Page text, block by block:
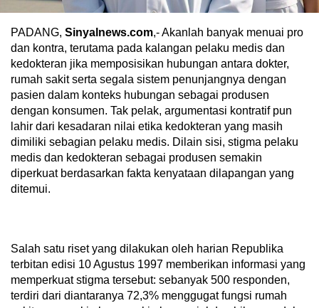
PADANG, Sinyalnews.com,- Akanlah banyak menuai pro
dan kontra, terutama pada kalangan pelaku medis dan
kedokteran jika memposisikan hubungan antara dokter,
rumah sakit serta segala sistem penunjangnya dengan
pasien dalam konteks hubungan sebagai produsen
dengan konsumen. Tak pelak, argumentasi kontratif pun
lahir dari kesadaran nilai etika kedokteran yang masih
dimiliki sebagian pelaku medis. Dilain sisi, stigma pelaku
medis dan kedokteran sebagai produsen semakin
diperkuat berdasarkan fakta kenyataan dilapangan yang
ditemui.
Salah satu riset yang dilakukan oleh harian Republika
terbitan edisi 10 Agustus 1997 memberikan informasi yang
memperkuat stigma tersebut: sebanyak 500 responden,
terdiri dari diantaranya 72,3% menggugat fungsi rumah